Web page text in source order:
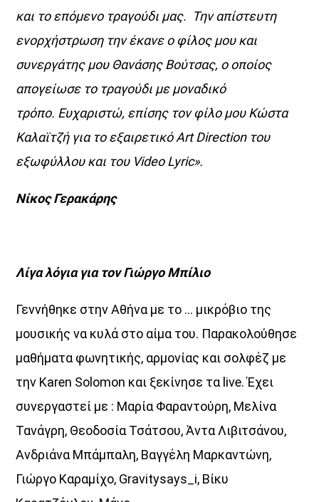
και το επόμενο τραγούδι μας. Την απίστευτη
ενορχήστρωση την έκανε ο φίλος μου και
συνεργάτης μου Θανάσης Βούτσας, ο οποίος
απογείωσε το τραγούδι με μοναδικό
τρόπο. Ευχαριστώ, επίσης τον φίλο μου Κώστα
Καλαϊτζή για το εξαιρετικόArt Directionτου
εξωφύλλου και του Video Lyric».
Νίκος Γερακάρης
Λίγα λόγια για τον Γιώργο Μπίλιο
Γεννήθηκε στην Αθήνα με το … μικρόβιο της
μουσικής να κυλά στο αίμα του. Παρακολούθησε
μαθήματα φωνητικής, αρμονίας και σολφέζ με
την Karen Solomon και ξεκίνησε τα live. Έχει
συνεργαστεί με : Μαρία Φαραντούρη, Μελίνα
Τανάγρη, Θεοδοσία Τσάτσου, Άντα Λιβιτσάνου,
Ανδριάνα Μπάμπαλη, Βαγγέλη Μαρκαντώνη,
Γιώργο Καραμίχο, Gravitysays_i, Βίκυ